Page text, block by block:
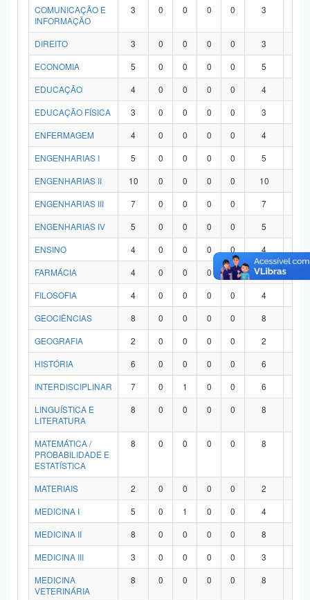
COMUNICAÇÃO E
INFORMAÇÃO
3 0 0 0 0 3
DIREITO 3 0 0 0 0 3
ECONOMIA
5 0 0 0 0 5
EDUCAÇÃO
4 0 0 0 0 4
EDUCAÇÃO FÍSICA
3 0 0 0 0 3
ENFERMAGEM
4 0 0 0 0 4
ENGENHARIAS I
5 0 0 0 0 5
ENGENHARIAS II
10 0 0 0 0 10
ENGENHARIAS III
7 0 0 0 0 7
ENGENHARIAS IV
5 0 0 0 0 5
ENSINO
4 0 0 0 0 4
FARMÁCIA
4 0 0 0 0 4
FILOSOFIA
4 0 0 0 0 4
GEOCIÊNCIAS
8 0 0 0 0 8
GEOGRAFIA
2 0 0 0 0 2
HISTÓRIA
6 0 0 0 0 6
INTERDISCIPLINAR
7 0 1 0 0 6
LINGUÍSTICA E
LITERATURA
8 0 0 0 0 8
MATEMÁTICA /
PROBABILIDADE E
ESTATÍSTICA
8 0 0 0 0 8
MATERIAIS 2 0 0 0 0 2
MEDICINA I
5 0 1 0 0 4
MEDICINA II
8 0 0 0 0 8
MEDICINA III
3 0 0 0 0 3
MEDICINA
VETERINÁRIA
8 0 0 0 0 8